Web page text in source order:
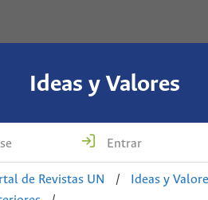
Ideas y Valores
Entrar
de Revistas UN /
Ideas y